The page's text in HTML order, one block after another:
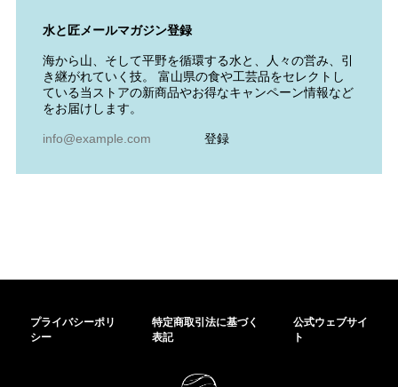
水と匠メールマガジン登録
海から山、そして平野を循環する水と、人々の営み、引
き継がれていく技。 富山県の食や工芸品をセレクトし
ている当ストアの新商品やお得なキャンペーン情報など
をお届けします。
登録
プライバシーポリ
シー
特定商取引法に基づく
表記
公式ウェブサイ
ト